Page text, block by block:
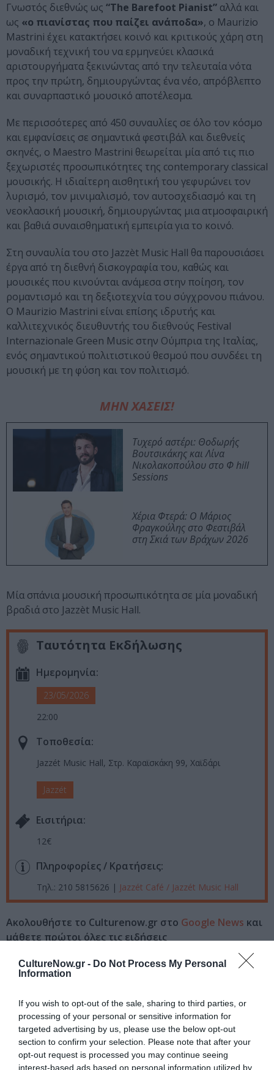
CultureNow.gr - Do Not Process My Personal
Information
If you wish to opt-out of the sale, sharing to third parties, or
processing of your personal or sensitive information for
targeted advertising by us, please use the below opt-out
section to confirm your selection. Please note that after your
opt-out request is processed you may continue seeing
interest-based ads based on personal information utilized by
Γνωστός διεθνώς ως “The Barefoot Pianist” αλλά και
ως «ο πιανίστας που παίζει ανάποδα», ο Maurizio
Mastrini έχει κατακτήσει κοινό και κριτικούς χάρη στη
μοναδική τεχνική του να ερμηνεύει κλασικά
αριστουργήματα ξεκινώντας από την τελευταία νότα
προς την πρώτη, δημιουργώντας ένα νέο, απρόβλεπτο
και συναρπαστικό μουσικό αποτέλεσμα.
Με περισσότερες από 450 συναυλίες σε όλο τον κόσμο
και εμφανίσεις σε σημαντικά φεστιβάλ και διεθνείς
σκηνές, ο Maestro Mastrini θεωρείται μία από τις πιο
ξεχωριστές προσωπικότητες της contemporary classical
μουσικής. Η ιδιαίτερη αισθητική του γεφυρώνει τον
λυρισμό, τον μινιμαλισμό, τον αυτοσχεδιασμό και τη
νεοκλασική μουσική, δημιουργώντας μια ατμοσφαιρική
και βαθιά συναισθηματική εμπειρία για το κοινό.
Στη συναυλία του στο Jazzèt Music Hall θα παρουσιάσει
έργα από τη διεθνή δισκογραφία του, καθώς και
μουσικές που κινούνται ανάμεσα στην ποίηση, τον
ρομαντισμό και τη δεξιοτεχνία του σύγχρονου πιάνου.
Ο Maurizio Mastrini είναι επίσης ιδρυτής και
καλλιτεχνικός διευθυντής του διεθνούς Festival
Internazionale Green Music στην Ούμπρια της Ιταλίας,
ενός σημαντικού πολιτιστικού θεσμού που συνδέει τη
μουσική με τη φύση και τον πολιτισμό.
ΜΗΝ ΧΑΣΕΙΣ!
Τυχερό αστέρι: Θοδωρής
Βουτσικάκης και Λίνα
Νικολακοπούλου στο Φ hill
Sessions
Χέρια Φτερά: Ο Μάριος
Φραγκούλης στο Φεστιβάλ
στη Σκιά των Βράχων 2026
Μία σπάνια μουσική προσωπικότητα σε μία μοναδική
βραδιά στο Jazzèt Music Hall.
Ταυτότητα Εκδήλωσης
Ημερομηνία:
23/05/2026
22:00
Τοποθεσία:
Jazzét Music Hall, Στρ. Καραϊσκάκη 99, Χαϊδάρι
Jazzét
Eισιτήρια:
12€
Πληροφορίες / Κρατήσεις:
Τηλ.: 210 5815626 | Jazzét Café / Jazzét Music Hall
Ακολουθήστε το Culturenow.gr στο Google News και
μάθετε πρώτοι όλες τις ειδήσεις
Δείτε όλα τατελευταία νέαγια την Τέχνη και τον
Πολιτισμό στο
Νέοι Διαγωνισμοί❯
Tags
ΚΛΑΣΙΚΗ - ΟΠΕΡΑ ΣΥΝΑΥΛΙΕΣ 2026